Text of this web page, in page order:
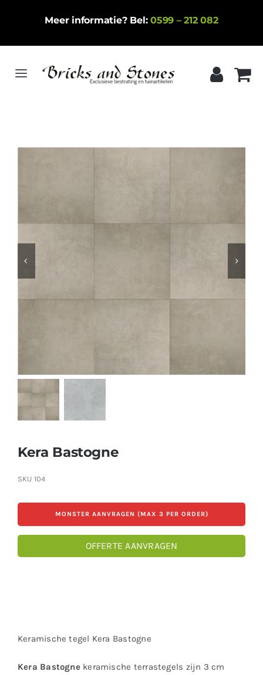
Meer informatie? Bel:0599 – 212 082
Toggle
Producten
Kera Bastogne
SKU 104
MONSTER AANVRAGEN (MAX 3 PER ORDER)
OFFERTE AANVRAGEN
Keramische tegel Kera Bastogne
Kera Bastognekeramische terrastegels zijn 3 cm